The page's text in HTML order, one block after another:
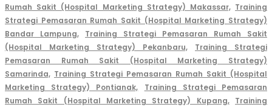
Rumah Sakit (Hospital Marketing Strategy) Makassar, Training
Strategi Pemasaran Rumah Sakit (Hospital Marketing Strategy)
Bandar Lampung,
Training Strategi Pemasaran Rumah Sakit
(Hospital Marketing Strategy) Pekanbaru,
Training Strategi
Pemasaran Rumah Sakit (Hospital Marketing Strategy)
Samarinda, Training Strategi Pemasaran Rumah Sakit (Hospital
Marketing Strategy) Pontianak,
Training Strategi Pemasaran
Rumah Sakit (Hospital Marketing Strategy) Kupang,
Training